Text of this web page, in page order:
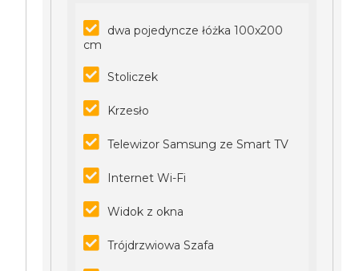
dwa pojedyncze łóżka 100x200
cm
Stoliczek
Krzesło
Telewizor Samsung ze Smart TV
Internet Wi-Fi
Widok z okna
Trójdrzwiowa Szafa